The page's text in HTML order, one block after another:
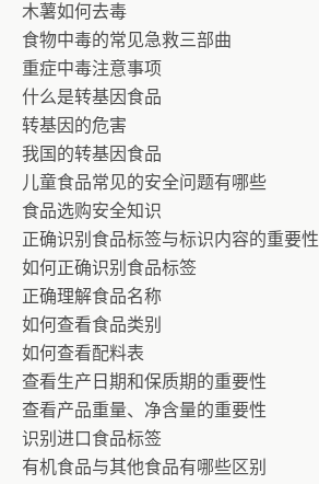
木薯如何去毒
食物中毒的常见急救三部曲
重症中毒注意事项
什么是转基因食品
转基因的危害
我国的转基因食品
儿童食品常见的安全问题有哪些
食品选购安全知识
正确识别食品标签与标识内容的重要性
如何正确识别食品标签
正确理解食品名称
如何查看食品类别
如何查看配料表
查看生产日期和保质期的重要性
查看产品重量、净含量的重要性
识别进口食品标签
有机食品与其他食品有哪些区别